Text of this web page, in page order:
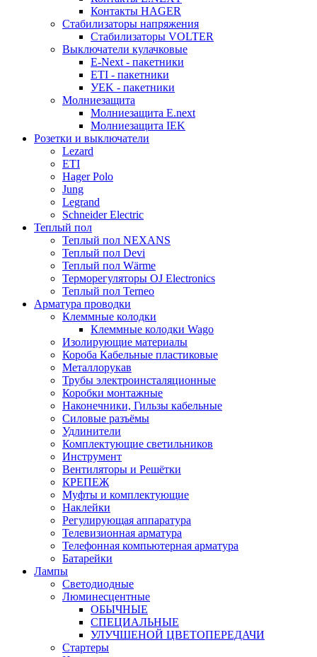
Контакты HAGER
Стабилизаторы напряжения
Стабилизаторы VOLTER
Выключатели кулачковые
E-Next - пакетники
ETI - пакетники
УEK - пакетники
Молниезащита
Молниезащита E.next
Молниезащита IEK
Розетки и выключатели
Lezard
ETI
Hager Polo
Jung
Legrand
Sсhneider Electric
Теплый пол
Теплый пол NEXANS
Теплый пол Devi
Теплый пол Wärme
Терморегуляторы OJ Electronics
Теплый пол Terneo
Арматура проводки
Клеммные колодки
Клеммные колодки Wago
Изолирующие материалы
Короба Кабельные пластиковые
Металлорукав
Трубы электроинсталяционные
Коробки монтажные
Наконечники, Гильзы кабельные
Силовые разъёмы
Удлинители
Комплектующие светильников
Инструмент
Вентиляторы и Решётки
КРЕПЕЖ
Муфты и комплектующие
Наклейки
Регулирующая аппаратура
Телевизионная арматура
Телефонная компьютерная арматура
Батарейки
Лампы
Светодиодные
Люминесцентные
ОБЫЧНЫЕ
СПЕЦИАЛЬНЫЕ
УЛУЧШЕНОЙ ЦВЕТОПЕРЕДАЧИ
Стартеры